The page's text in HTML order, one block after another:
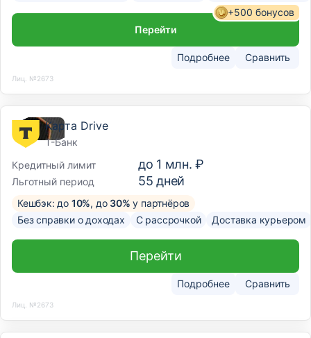
Подробнее Сравнить
+500 бонусов
Перейти
Лиц. №2673
Карта Drive
Т-Банк
Кредитный лимит
до 1 млн. ₽
Льготный период 55 дней
Кешбэк: до 10%, до 30% у партнёров
Без справки о доходах
С рассрочкой Доставка курьером
Подробнее Сравнить
Перейти
Лиц. №2673